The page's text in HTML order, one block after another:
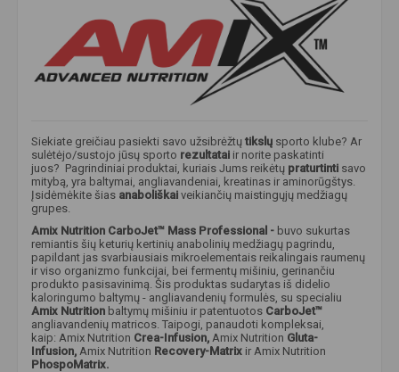
Siekiate greičiau pasiekti savo užsibrėžtų tikslų sporto klube? Ar
sulėtėjo/sustojo jūsų sporto rezultatai ir norite paskatinti
juos? Pagrindiniai produktai, kuriais Jums reikėtų praturtinti savo
mitybą, yra baltymai, angliavandeniai, kreatinas ir aminorūgštys.
Įsidėmėkite šias anaboliškai veikiančių maistingųjų medžiagų
grupes.
Amix Nutrition CarboJet™ Mass Professional - buvo sukurtas
remiantis šių keturių kertinių anabolinių medžiagų pagrindu,
papildant jas svarbiausiais mikroelementais reikalingais raumenų
ir viso organizmo funkcijai, bei fermentų mišiniu, gerinančiu
produkto pasisavinimą. Šis produktas sudarytas iš didelio
kaloringumo baltymų - angliavandenių formulės, su specialiu
Amix Nutrition baltymų mišiniu ir patentuotos CarboJet™
angliavandenių matricos. Taipogi, panaudoti kompleksai,
kaip: Amix Nutrition Crea-Infusion, Amix Nutrition Gluta-
Infusion, Amix Nutrition Recovery-Matrix ir Amix Nutrition
PhospoMatrix.